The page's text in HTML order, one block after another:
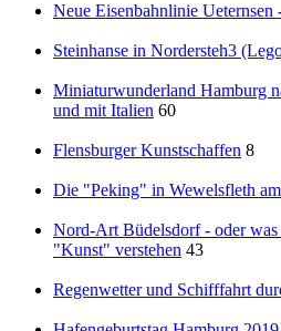
Neue Eisenbahnlinie Ueternsen
Steinhanse in Nordersteh3
Miniaturwunderland Hamburg
und mit Italien 60
Flensburger Kunstschaffen 8
Die "Peking" in Wewelsfleth
Nord-Art Büdelsdorf - oder was
"Kunst" verstehen 43
Regenwetter und Schifffahrt